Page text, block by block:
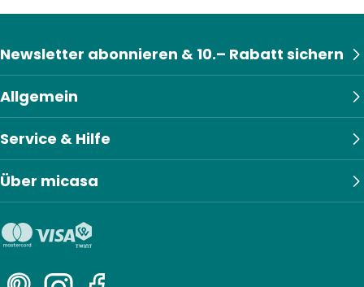
Allgemein
Service & Hilfe
Über micasa
Newsletter abonnieren & 10.– Rabatt sichern